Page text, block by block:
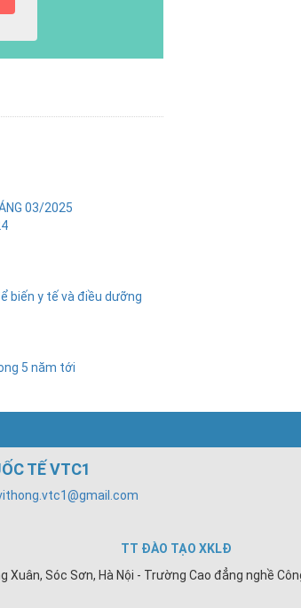
03/2025
biến y tế và điều dưỡng
5 năm tới
TẾ VTC1
TT ĐÀO TẠO XKLĐ
Xuân, Sóc Sơn, Hà Nội - Trường Cao đẳng nghề